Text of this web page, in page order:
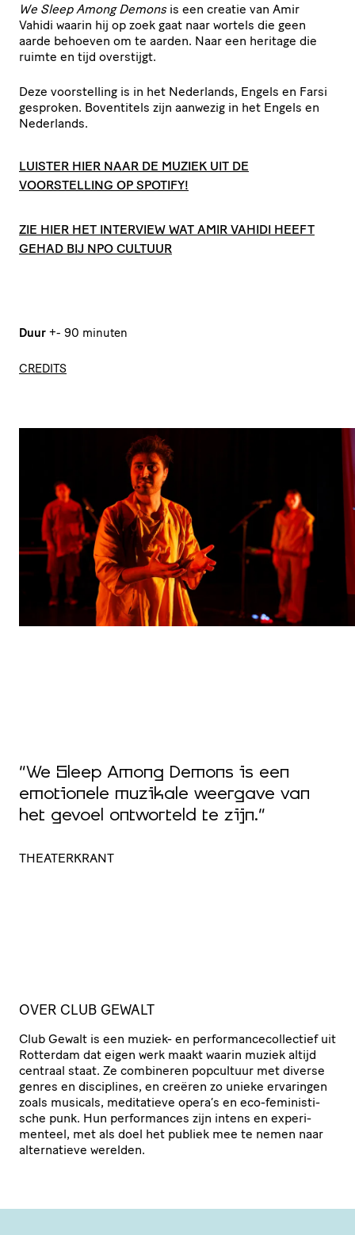
We Sleep Among Demonsis een creatie van Amir
Vahidi waarin hij op zoek gaat naar wortels die geen
aarde behoeven om te aarden. Naar een heritage die
ruimte en tijd overstijgt.
Deze voorstelling is in het Nederlands, Engels en Farsi
gesproken. Boventitels zijn aanwezig in het Engels en
Nederlands.
LUISTER HIER NAAR DE MUZIEK UIT DE
VOORSTELLING OP SPOTIFY!
ZIE HIER HET INTERVIEW WAT AMIR VAHIDI HEEFT
GEHAD BIJ NPO CULTUUR
Duur +- 90 minuten
CREDITS
“We Sleep Among Demons is een
emotionele muzikale weergave van
het gevoel ontworteld te zijn.”
THEATERKRANT
OVER CLUB GEWALT
Club Gewalt is een muziek- en perfor­man­ce­col­lec­tief uit
Rotterdam dat eigen werk maakt waarin muziek altijd
centraal staat. Ze combineren popcultuur met diverse
genres en disciplines, en creëren zo unieke ervaringen
zoals musicals, meditatieve opera’s en eco-femi­nis­ti­
sche punk. Hun perfor­mances zijn intens en expe­ri­
men­teel, met als doel het publiek mee te nemen naar
alter­na­tieve werelden.